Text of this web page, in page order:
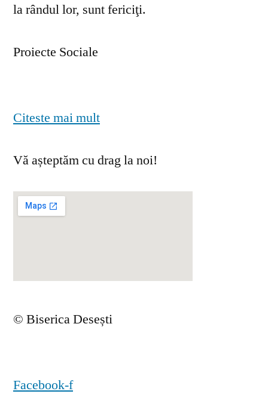
la rândul lor, sunt fericiţi.
Proiecte Sociale
Citeste mai mult
Vă așteptăm cu drag la noi!
© Biserica Desești
Facebook-f